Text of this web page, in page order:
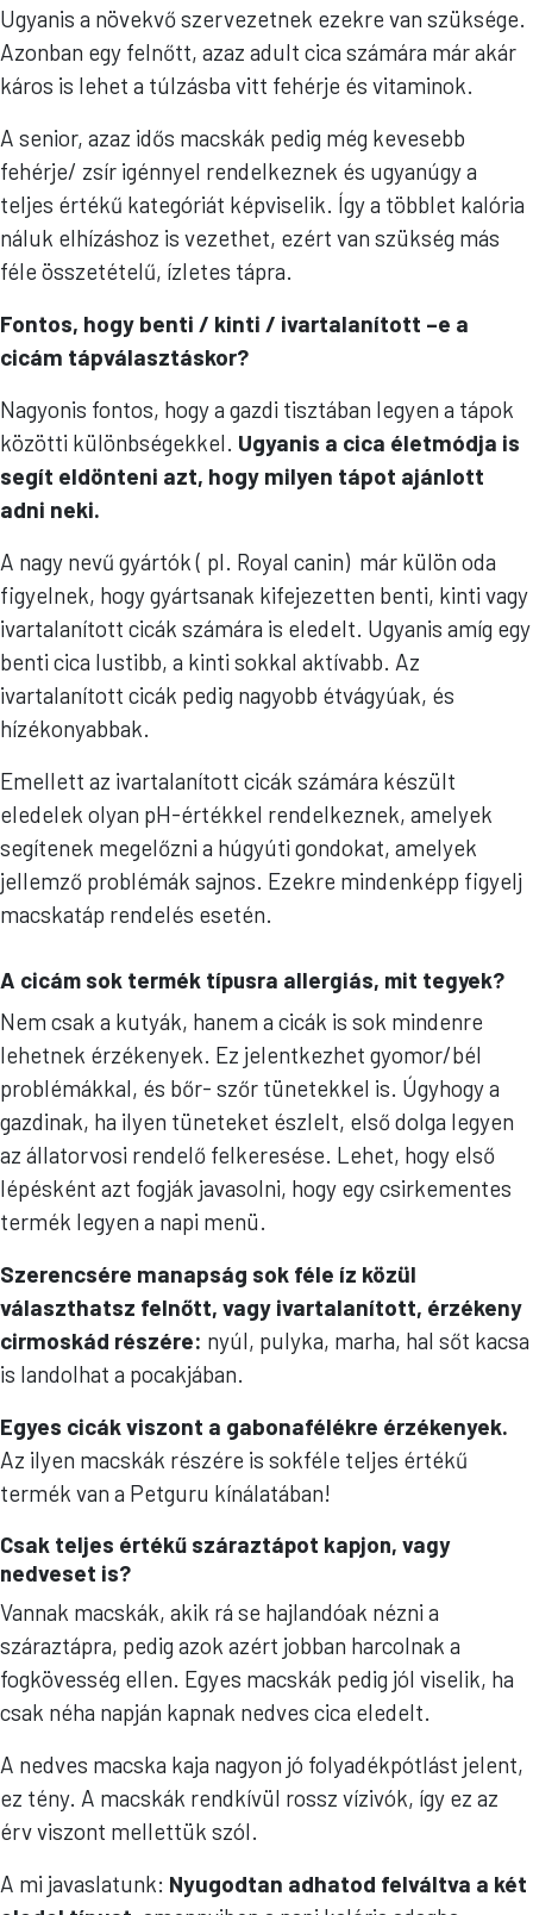
Ugyanis a növekvő szervezetnek ezekre van szüksége.
Azonban egy felnőtt, azaz adult cica számára már akár
káros is lehet a túlzásba vitt fehérje és vitaminok.
A senior, azaz idős macskák pedig még kevesebb
fehérje/ zsír igénnyel rendelkeznek és ugyanúgy a
teljes értékű kategóriát képviselik. Így a többlet kalória
náluk elhízáshoz is vezethet, ezért van szükség más
féle összetételű, ízletes tápra.
Fontos, hogy benti / kinti / ivartalanított –e a
cicám tápválasztáskor?
Nagyonis fontos, hogy a gazdi tisztában legyen a tápok
közötti különbségekkel. Ugyanis a cica életmódja is
segít eldönteni azt, hogy milyen tápot ajánlott
adni neki.
A nagy nevű gyártók ( pl. Royal canin) már külön oda
figyelnek, hogy gyártsanak kifejezetten benti, kinti vagy
ivartalanított cicák számára is eledelt. Ugyanis amíg egy
benti cica lustibb, a kinti sokkal aktívabb. Az
ivartalanított cicák pedig nagyobb étvágyúak, és
hízékonyabbak.
Emellett az ivartalanított cicák számára készült
eledelek olyan pH-értékkel rendelkeznek, amelyek
segítenek megelőzni a húgyúti gondokat, amelyek
jellemző problémák sajnos. Ezekre mindenképp figyelj
macskatáp rendelés esetén.
A cicám sok termék típusra allergiás, mit tegyek?
Nem csak a kutyák, hanem a cicák is sok mindenre
lehetnek érzékenyek. Ez jelentkezhet gyomor/bél
problémákkal, és bőr- szőr tünetekkel is. Úgyhogy a
gazdinak, ha ilyen tüneteket észlelt, első dolga legyen
az állatorvosi rendelő felkeresése. Lehet, hogy első
lépésként azt fogják javasolni, hogy egy csirkementes
termék legyen a napi menü.
Szerencsére manapság sok féle íz közül
választhatsz felnőtt, vagy ivartalanított, érzékeny
cirmoskád részére: nyúl, pulyka, marha, hal sőt kacsa
is landolhat a pocakjában.
Egyes cicák viszont a gabonafélékre érzékenyek.
Az ilyen macskák részére is sokféle teljes értékű
termék van a Petguru kínálatában!
Csak teljes értékű száraztápot kapjon, vagy
nedveset is?
Vannak macskák, akik rá se hajlandóak nézni a
száraztápra, pedig azok azért jobban harcolnak a
fogkövesség ellen. Egyes macskák pedig jól viselik, ha
csak néha napján kapnak nedves cica eledelt.
A nedves macska kaja nagyon jó folyadékpótlást jelent,
ez tény. A macskák rendkívül rossz vízivók, így ez az
érv viszont mellettük szól.
A mi javaslatunk: Nyugodtan adhatod felváltva a két